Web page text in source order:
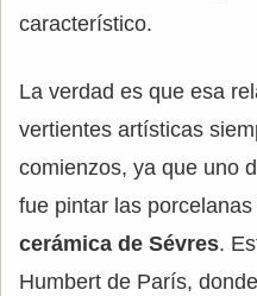
característico.
La verdad es que esa
vertientes artísticas
comienzos, ya que uno
fue pintar las
cerámica de Sévres.
Humbert de París,